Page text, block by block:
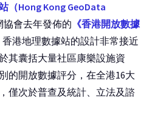
（Hong Kong GeoData
協會去年發佈的 《香港開放數據
香港地理數據站的設計非常接近
其囊括大量社區康樂設施資
的開放數據評分，在全港16大
僅次於普查及統計、立法及諮